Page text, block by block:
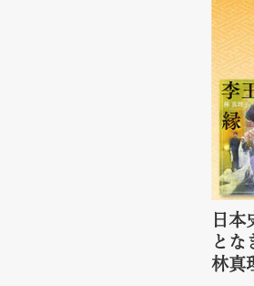
日
とな
林真